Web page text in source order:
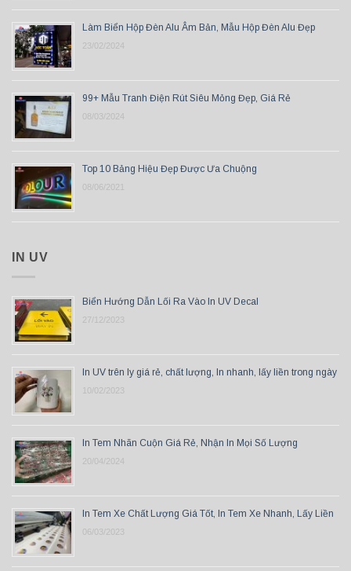
Làm Biển Hộp Đèn Alu Âm Bản, Mẫu Hộp Đèn Alu Đẹp
23/02/2024
99+ Mẫu Tranh Điện Rút Siêu Mỏng Đẹp, Giá Rẻ
08/03/2024
Top 10 Bảng Hiệu Đẹp Được Ưa Chuộng
08/06/2021
IN UV
Biển Hướng Dẫn Lối Ra Vào In UV Decal
27/12/2023
In UV trên ly giá rẻ, chất lượng, In nhanh, lấy liền trong ngày
10/02/2023
In Tem Nhãn Cuộn Giá Rẻ, Nhận In Mọi Số Lượng
20/04/2024
In Tem Xe Chất Lượng Giá Tốt, In Tem Xe Nhanh, Lấy Liền
06/03/2023